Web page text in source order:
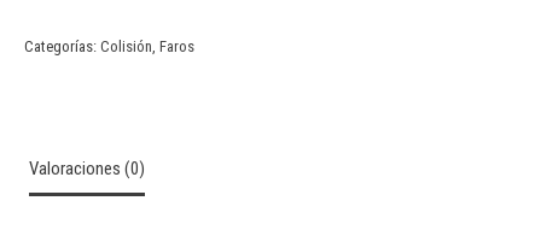
Categorías: Colisión Faros
Valoraciones (0)